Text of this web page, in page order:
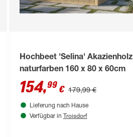
Hochbeet 'Selina' Akazienholz
naturfarben 160 x 80 x 60cm
154,99€ 179,99 €
Lieferung nach Hause
Verfügbar in Troisdorf